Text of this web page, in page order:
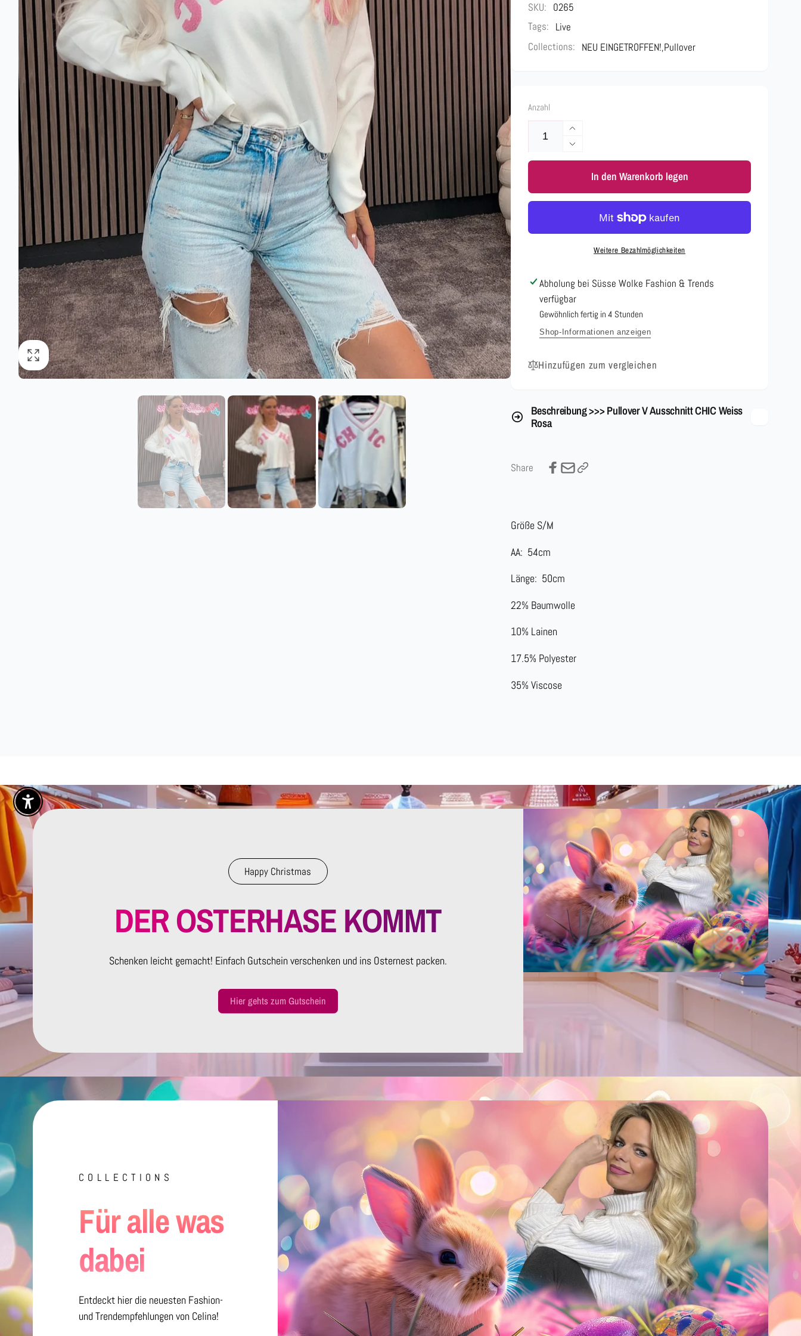
SKU: 0265
Tags: Live
Collections: NEU EINGETROFFEN!,Pullover
Anzahl
Erhöhe
die
Menge
V
Ausschnitt
Rosa
Verringere
die
Menge
für
Pullover
Ausschnitt
CHIC
In den Warenkorb legen
Weitere Bezahlmöglichkeiten
Abholung bei Süsse Wolke Fashion & Trends
verfügbar
Gewöhnlich fertig in 4 Stunden
Shop-Informationen anzeigen
Hinzufügen zum vergleichen
Beschreibung >>> Pullover V Ausschnitt CHIC Weiss
Rosa
Share
Größe S/M
AA: 54cm
Länge: 50cm
22% Baumwolle
10% Lainen
17.5% Polyester
35% Viscose
Happy Christmas
DER OSTERHASE KOMMT
Schenken leicht gemacht! Einfach Gutschein verschenken und ins Osternest packen.
Hier gehts zum Gutschein
COLLECTIONS
Für alle was
dabei
Entdeckt hier die neuesten Fashion-
und Trendempfehlungen von Celina!
Enable Accessibility